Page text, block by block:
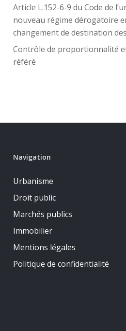
Article L.152-6-9 du Code de
nouveau régime dérogatoire
changement de destination
Contrôle de proportionnalité
référé
Navigation
Urbanisme
Droit public
Marchés publics
Immobilier
Mentions légales
Politique de confidentialité